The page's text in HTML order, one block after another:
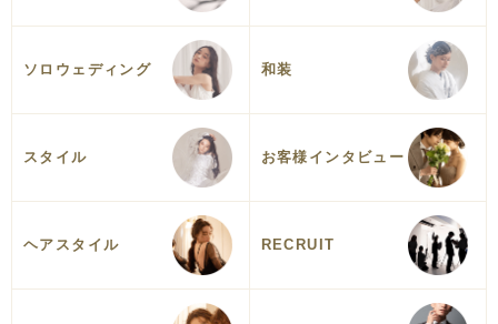
ソロウェディング 和装
スタイル お客様インタビュー
ヘアスタイル RECRUIT